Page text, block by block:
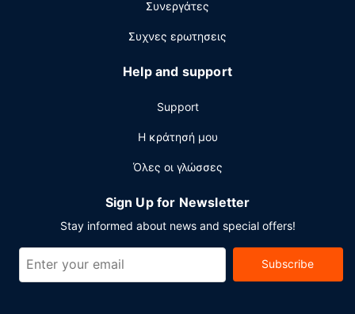
Στις σημαντικές παροχές περιλαμβάνονται υπηρεσίες
στεγνοκαθαριστηρίου/πλυντηρίων, ρεσεψιόν όλο το
οργανώσετε μια εκδήλωση σε αυτήν την πόλη (Σαν
Αντρές Τσολούλα); Αυτό το ξενοδοχείο διαθέτει χώρο
συνεδριακό χώρο και 4 αίθουσες συνεδριάσεων. Στους
Συνεργάτες
Συχνες ερωτησεις
Help and support
Support
Η κράτησή μου
Όλες οι γλώσσες
Sign Up for Newsletter
Stay informed about news and special offers!
Subscribe